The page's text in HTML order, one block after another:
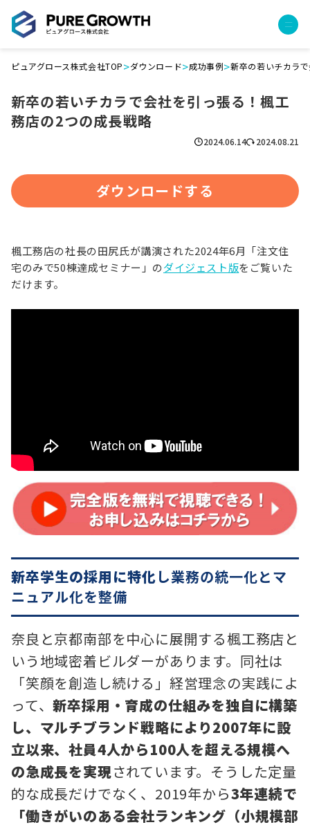
経営コンサルティング
PGハウス（住宅フランチャイズ）
成功報酬型コストダウン
成長ビルダー視察会・勉強会
事例
プロジェクト事例
会社概要
お問い合わせ
資料ダウンロード
PGハウスについて
ピュアグロース株式会社TOP>ダウンロード>成功事例>新卒の若いチカラ
新卒の若いチカラで会社を引っ張る！楓工
務店の2つの成長戦略
2024.06.14 2024.08.21
ダウンロードする
楓工務店の社長の田尻氏が講演された2024年6月「注文住
宅のみで50棟達成セミナー」のダイジェスト版をご覧いた
だけます。
新卒学生の採用に特化し業務の統一化とマ
ニュアル化を整備
奈良と京都南部を中心に展開する楓工務店と
いう地域密着ビルダーがあります。同社は
「笑顔を創造し続ける」経営理念の実践によ
って、新卒採用・育成の仕組みを独自に構築
し、マルチブランド戦略により2007年に設
立以来、社員4人から100人を超える規模へ
の急成長を実現されています。そうした定量
的な成長だけでなく、2019年から3年連続で
「働きがいのある会社ランキング（小規模部